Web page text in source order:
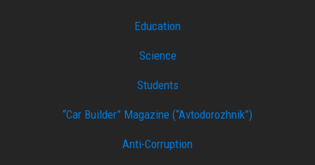
Education
Science
Students
“Car Builder” Magazine (“Avtodorozhnik”)
Anti-Corruption